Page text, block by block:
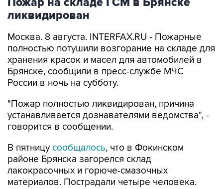
ликвидирован
Москва. 8 августа. INTERFAX.RU - Пожарные
полностью потушили возгорание на складе для
хранения красок и масел для автомобилей в
Брянске, сообщили в пресс-службе МЧС
России в ночь на субботу.
"Пожар полностью ликвидирован, причина
устанавливается дознавателями ведомства", -
говорится в сообщении.
В пятницу сообщалось, что в Фокинском
районе Брянска загорелся склад
лакокрасочных и горюче-смазочных
материалов. Пострадали четыре человека.